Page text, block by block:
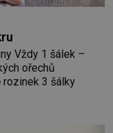
ořechů
rozinek 3 šálky